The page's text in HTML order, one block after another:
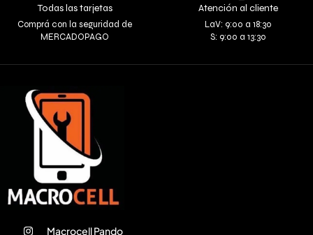
Todas las tarjetas
Comprá con la seguridad de
MERCADOPAGO
Atención al cliente
LaV: 9:00 a 18:30
S: 9:00 a 13:30
Macrocell Pando